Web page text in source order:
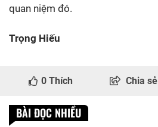
quan niệm đó.
Trọng Hiếu
0 Thích Chia sẻ
BÀI ĐỌC NHIỀU